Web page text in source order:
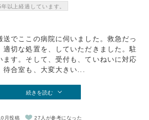
以上経過しています。
送でここの病院に伺いました。救急だっ
適切な処置を、していただきました。駐
ます。そして、受付も、ていねいに対応
待合室も、大変大きい...
続きを読む
月投稿 27人が参考になった